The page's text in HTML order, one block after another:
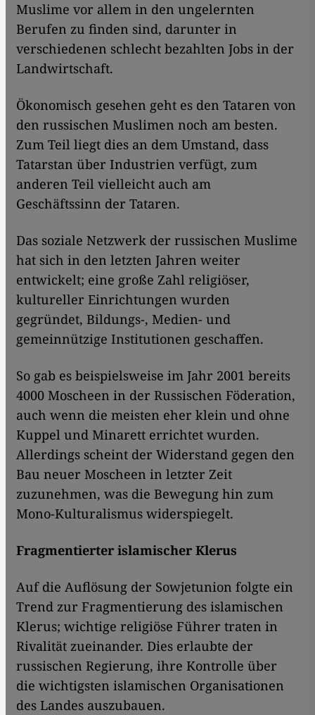
Muslime vor allem in den ungelernten
Berufen zu finden sind, darunter in
verschiedenen schlecht bezahlten Jobs in der
Landwirtschaft.
Ökonomisch gesehen geht es den Tataren von
den russischen Muslimen noch am besten.
Zum Teil liegt dies an dem Umstand, dass
Tatarstan über Industrien verfügt, zum
anderen Teil vielleicht auch am
Geschäftssinn der Tataren.
Das soziale Netzwerk der russischen Muslime
hat sich in den letzten Jahren weiter
entwickelt; eine große Zahl religiöser,
kultureller Einrichtungen wurden
gegründet, Bildungs-, Medien- und
gemeinnützige Institutionen geschaffen.
So gab es beispielsweise im Jahr 2001 bereits
4000 Moscheen in der Russischen Föderation,
auch wenn die meisten eher klein und ohne
Kuppel und Minarett errichtet wurden.
Allerdings scheint der Widerstand gegen den
Bau neuer Moscheen in letzter Zeit
zuzunehmen, was die Bewegung hin zum
Mono-Kulturalismus widerspiegelt.
Fragmentierter islamischer Klerus
Auf die Auflösung der Sowjetunion folgte ein
Trend zur Fragmentierung des islamischen
Klerus; wichtige religiöse Führer traten in
Rivalität zueinander. Dies erlaubte der
russischen Regierung, ihre Kontrolle über
die wichtigsten islamischen Organisationen
des Landes auszubauen.